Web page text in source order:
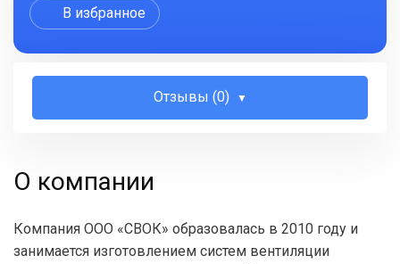
В избранное
Отзывы (0)
О компании
Компания ООО «СВОК» образовалась в 2010 году и
занимается изготовлением систем вентиляции